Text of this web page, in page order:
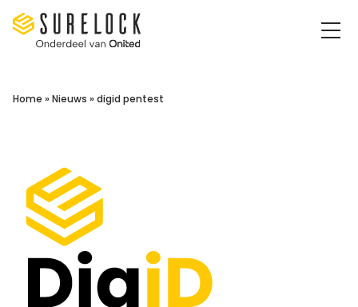
Surelock IT Security Services
Home » Nieuws » digid pentest